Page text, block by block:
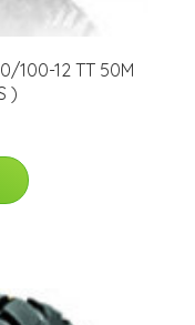
100-12 TT 50M
)